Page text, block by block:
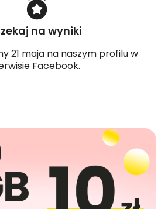
na wyniki
21 maja na naszym profilu w
Facebook.